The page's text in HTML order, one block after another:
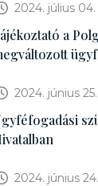
2024. július 04.
a
2024. június 25.
2024. június 24.